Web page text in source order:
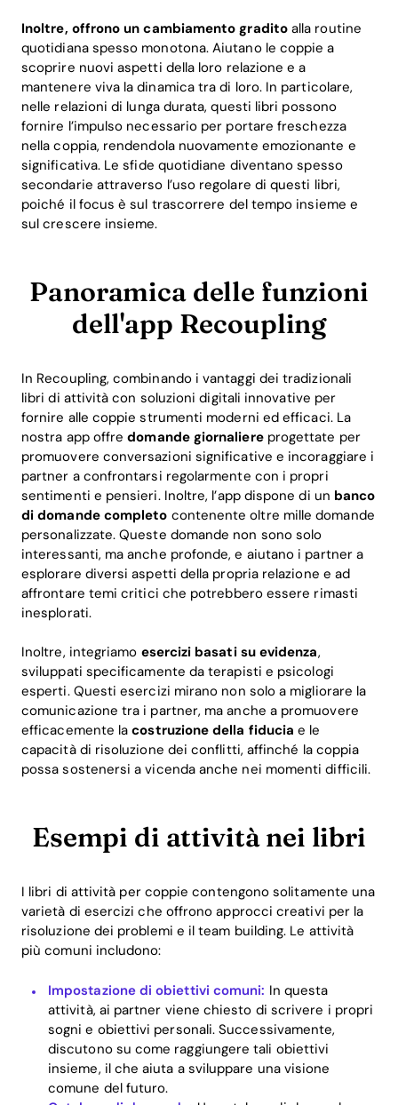
Inoltre, offrono un cambiamento graditoalla routine
quotidiana spesso monotona. Aiutano le coppie a
scoprire nuovi aspetti della loro relazione e a
mantenere viva la dinamica tra di loro. In particolare,
nelle relazioni di lunga durata, questi libri possono
fornire l’impulso necessario per portare freschezza
nella coppia, rendendola nuovamente emozionante e
significativa. Le sfide quotidiane diventano spesso
secondarie attraverso l’uso regolare di questi libri,
poiché il focus è sul trascorrere del tempo insieme e
sul crescere insieme.
Panoramica delle funzioni
dell'app Recoupling
In Recoupling, combinando i vantaggi dei tradizionali
libri di attività con soluzioni digitali innovative per
fornire alle coppie strumenti moderni ed efficaci. La
nostra app offredomande giornaliereprogettate per
promuovere conversazioni significative e incoraggiare i
partner a confrontarsi regolarmente con i propri
sentimenti e pensieri. Inoltre, l’app dispone di un banco
di domande completo contenente oltre mille domande
personalizzate. Queste domande non sono solo
interessanti, ma anche profonde, e aiutano i partner a
esplorare diversi aspetti della propria relazione e ad
affrontare temi critici che potrebbero essere rimasti
inesplorati.
Inoltre, integriamo esercizi basati su evidenza,
sviluppati specificamente da terapisti e psicologi
esperti. Questi esercizi mirano non solo a migliorare la
comunicazione tra i partner, ma anche a promuovere
efficacemente lacostruzione della fiducia e le
capacità di risoluzione dei conflitti, affinché la coppia
possa sostenersi a vicenda anche nei momenti difficili.
Esempi di attività nei libri
I libri di attività per coppie contengono solitamente una
varietà di esercizi che offrono approcci creativi per la
risoluzione dei problemi e il team building. Le attività
più comuni includono:
Impostazione di obiettivi comuni: In questa
attività, ai partner viene chiesto di scrivere i propri
sogni e obiettivi personali. Successivamente,
discutono su come raggiungere tali obiettivi
insieme, il che aiuta a sviluppare una visione
comune del futuro.